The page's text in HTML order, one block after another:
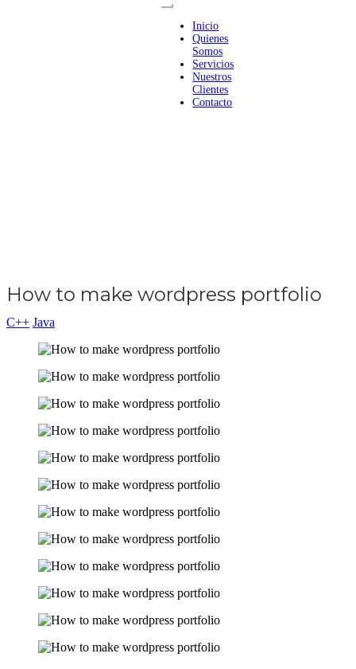
Inicio
Quienes
Somos
Servicios
Nuestros
Clientes
Contacto
How to make wordpress portfolio
C++ Java